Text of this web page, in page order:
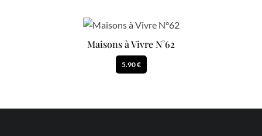
Maisons à Vivre N°62
5.90 €